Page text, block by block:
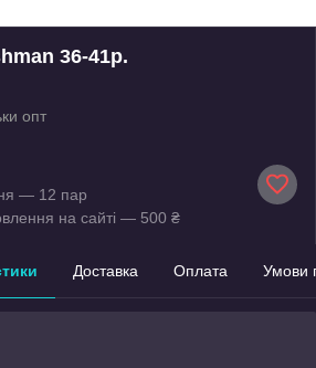
36-41р.
опт
— 12 пар
на сайті — 500 ₴
Доставка Оплата Умови